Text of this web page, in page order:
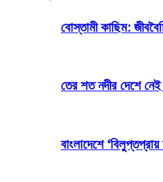
বোস্তামী কাছিম:
তের শত নদীর দেশে
বাংলাদেশে